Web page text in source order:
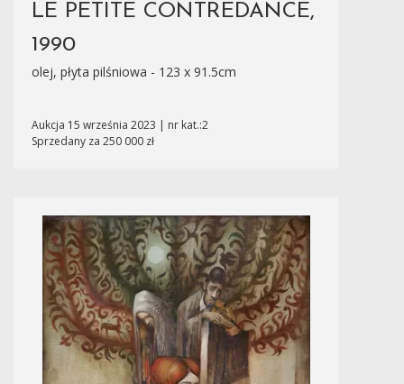
LE PETITE CONTREDANCE,
1990
olej, płyta pilśniowa - 123 x 91.5cm
Aukcja 15 września 2023 | nr kat.:2
Sprzedany za 250 000 zł